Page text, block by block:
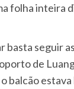
folha inteira
basta seguir
de
balcão